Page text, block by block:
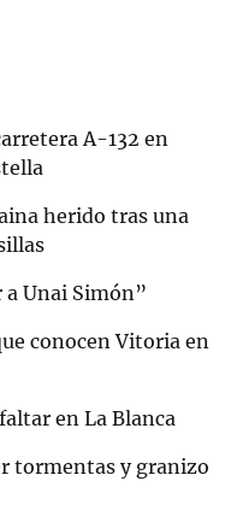
A-132 en
herido tras una
a Unai Simón”
conocen Vitoria en
en La Blanca
tormentas y granizo